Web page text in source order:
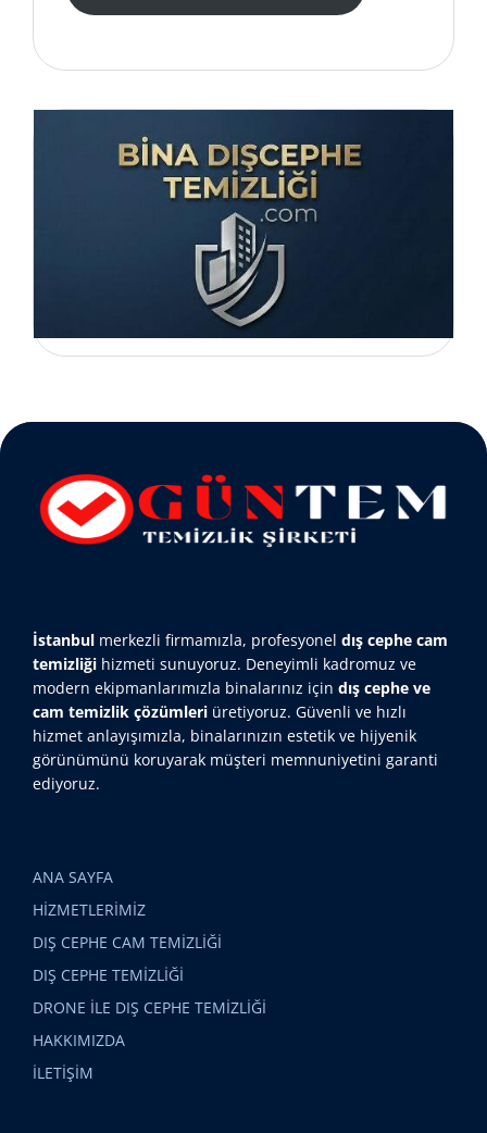
İstanbul merkezli firmamızla, profesyonel dış cephe cam
temizliği hizmeti sunuyoruz. Deneyimli kadromuz ve
modern ekipmanlarımızla binalarınız için dış cephe ve
cam temizlik çözümleri üretiyoruz. Güvenli ve hızlı
hizmet anlayışımızla, binalarınızın estetik ve hijyenik
görünümünü koruyarak müşteri memnuniyetini garanti
ediyoruz.
ANA SAYFA
HİZMETLERİMİZ
DIŞ CEPHE CAM TEMİZLİĞİ
DIŞ CEPHE TEMİZLİĞİ
DRONE İLE DIŞ CEPHE TEMİZLİĞİ
HAKKIMIZDA
İLETİŞİM